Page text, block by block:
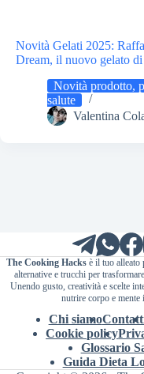
Novità Gelati 2025:
Dream, il nuovo gelato
Novità prodotto,
salute
Valentina
The Cooking Hacksè il tuo alleato
alternative e trucchi per
Unendo gusto, creatività e scelte
nutrire corpo e mente
Chi siamo
Cookie policy
Glossario
Guida Dieta